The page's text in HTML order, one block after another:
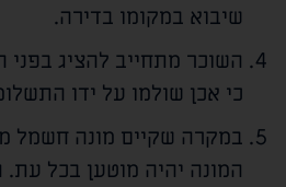
שיבוא במקומו בדירה.
השוכר מתחייב להציג
כי אכן שולמו על ידו
במקרה שקיים מונה חשמל
המונה יהיה מוטען בכל